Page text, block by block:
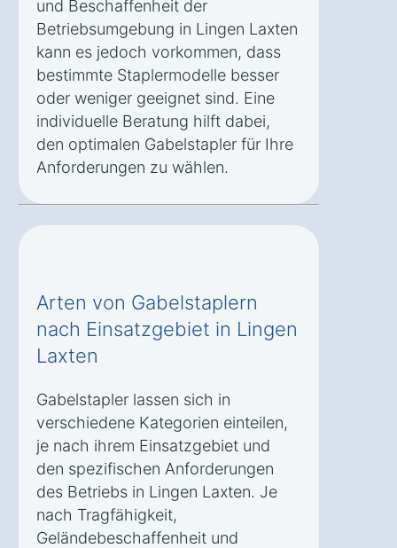
und Beschaffenheit der
Betriebsumgebung in Lingen Laxten
kann es jedoch vorkommen, dass
bestimmte Staplermodelle besser
oder weniger geeignet sind. Eine
individuelle Beratung hilft dabei,
den optimalen Gabelstapler für Ihre
Anforderungen zu wählen.
Arten von Gabelstaplern
nach Einsatzgebiet in Lingen
Laxten
Gabelstapler lassen sich in
verschiedene Kategorien einteilen,
je nach ihrem Einsatzgebiet und
den spezifischen Anforderungen
des Betriebs in Lingen Laxten. Je
nach Tragfähigkeit,
Geländebeschaffenheit und